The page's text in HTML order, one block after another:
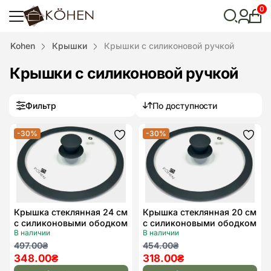
пошук
0
Kohen Крышки Крышки с силиконовой ручкой
Крышки с силиконовой ручкой
Фильтр По доступности
-30% Додати
до
списку
бажань
Крышка стеклянная 24 см
с силиконовыми ободком
и ручкой, Kohen
В наличии
497.00₴
Первоначальная
цена
348.00₴
Текущая
цена:
-30%
до
Крышка стеклянная 20 см
с силиконовыми ободком
и ручкой, Kohen
В наличии
454.00₴
Первоначальная
цена
318.00₴
Текущая
цена: